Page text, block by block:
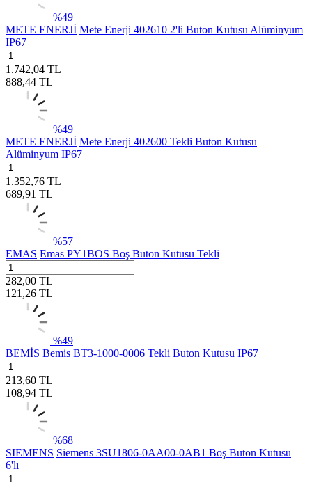
%49
METE ENERJİ Mete Enerji 402610 2'li Buton Kutusu Alüminyum
IP67
1.742,04 TL
888,44 TL
%49
METE ENERJİ Mete Enerji 402600 Tekli Buton Kutusu
Alüminyum IP67
1.352,76 TL
689,91 TL
%57
EMAS Emas PY1BOS Boş Buton Kutusu Tekli
282,00 TL
121,26 TL
%49
BEMİS Bemis BT3-1000-0006 Tekli Buton Kutusu IP67
213,60 TL
108,94 TL
%68
SIEMENS Siemens 3SU1806-0AA00-0AB1 Boş Buton Kutusu
6'lı